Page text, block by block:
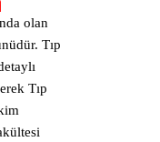
olan
Tıp
Tıp